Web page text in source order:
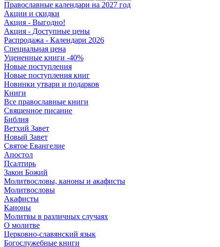
Православные календари на 2027 год
Акции и скидки
Акция - Выгодно!
Акция - Доступные цены
Распродажа - Календари 2026
Специальная цена
Уцененные книги -40%
Новые поступления
Новые поступления книг
Новинки утвари и подарков
Книги
Все православные книги
Священное писание
Библия
Ветхий Завет
Новый Завет
Святое Евангелие
Апостол
Псалтирь
Закон Божий
Молитвословы, каноны и акафисты
Молитвословы
Акафисты
Каноны
Молитвы в различных случаях
О молитве
Церковно-славянский язык
Богослужебные книги